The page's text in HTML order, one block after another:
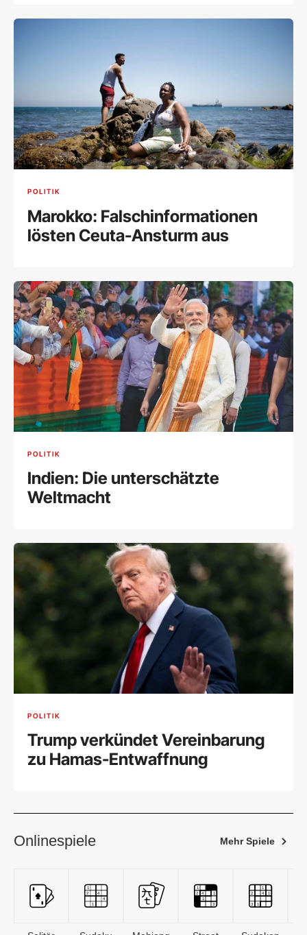
POLITIK
Marokko: Falschinformationen
lösten Ceuta-Ansturm aus
POLITIK
Indien: Die unterschätzte
Weltmacht
POLITIK
Trump verkündet Vereinbarung
zu Hamas-Entwaffnung
Onlinespiele Mehr Spiele